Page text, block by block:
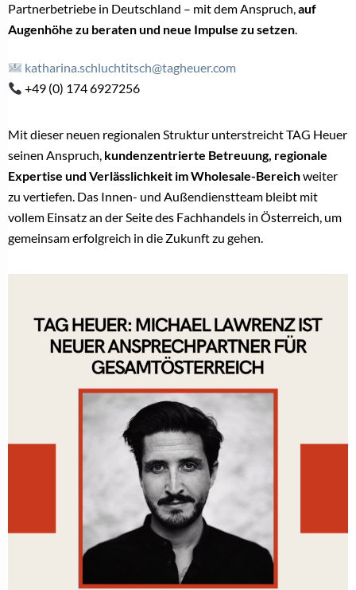
Partnerbetriebe in Deutschland – mit dem Anspruch,auf
Augenhöhe zu beraten und neue Impulse zu setzen.
katharina.schluchtitsch@tagheuer.com
+49 (0) 174 6927256
Mit dieser neuen regionalen Struktur unterstreicht TAG Heuer
seinen Anspruch, kundenzentrierte Betreuung, regionale
Expertise und Verlässlichkeit im Wholesale-Bereichweiter
zu vertiefen. Das Innen- und Außendienstteam bleibt mit
vollem Einsatz an der Seite des Fachhandels in Österreich, um
gemeinsam erfolgreich in die Zukunft zu gehen.